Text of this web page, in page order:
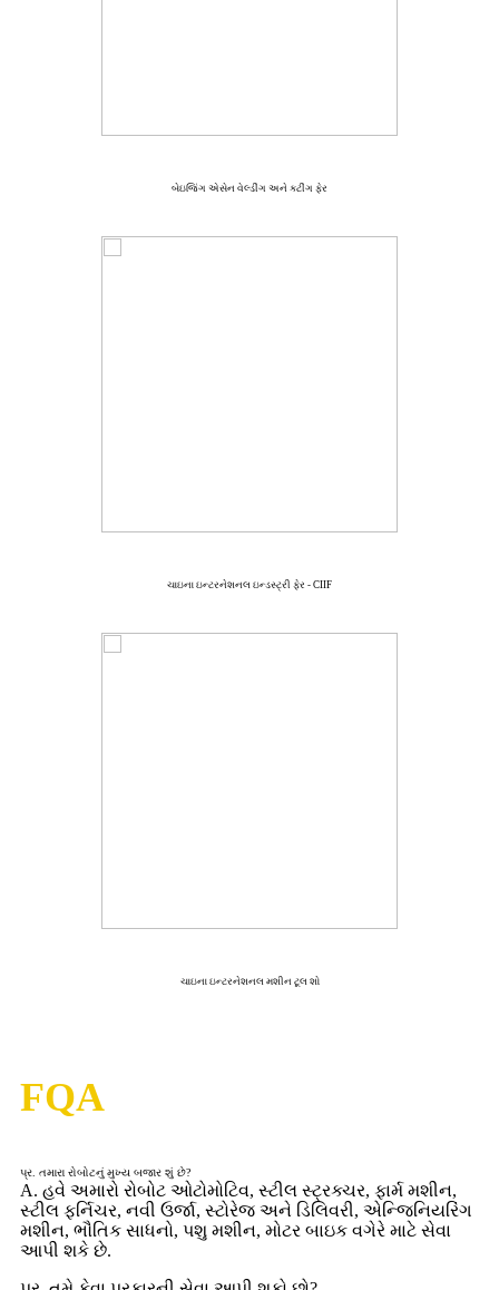
બેઇજિંગ એસેન વેલ્ડીંગ અને કટીંગ ફેર
ચાઇના ઇન્ટરનેશનલ ઇન્ડસ્ટ્રી ફેર - CIIF
ચાઇના ઇન્ટરનેશનલ મશીન ટૂલ શો
FQA
પ્ર. તમારા રોબોટનું મુખ્ય બજાર શું છે?
A. હવે અમારો રોબોટ ઓટોમોટિવ, સ્ટીલ સ્ટ્રક્ચર, ફાર્મ મશીન,
સ્ટીલ ફર્નિચર, નવી ઉર્જા, સ્ટોરેજ અને ડિલિવરી, એન્જિનિયરિંગ
મશીન, ભૌતિક સાધનો, પશુ મશીન, મોટર બાઇક વગેરે માટે સેવા
આપી શકે છે.